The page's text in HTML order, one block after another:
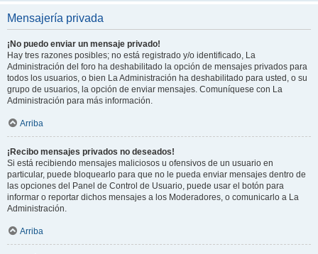
Mensajería privada
¡No puedo enviar un mensaje privado!
Hay tres razones posibles; no está registrado y/o identificado, La
Administración del foro ha deshabilitado la opción de mensajes privados para
todos los usuarios, o bien La Administración ha deshabilitado para usted, o su
grupo de usuarios, la opción de enviar mensajes. Comuníquese con La
Administración para más información.
Arriba
¡Recibo mensajes privados no deseados!
Si está recibiendo mensajes maliciosos u ofensivos de un usuario en
particular, puede bloquearlo para que no le pueda enviar mensajes dentro de
las opciones del Panel de Control de Usuario, puede usar el botón para
informar o reportar dichos mensajes a los Moderadores, o comunicarlo a La
Administración.
Arriba